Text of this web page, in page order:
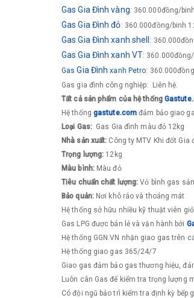
GasGia Đình vàng: 360.000đồng/
GasGia Đình đỏ: 360.000đồng/binh
GasGia Đình xanh shell:
GasGia Đình xanh VT:
GasGia Đình xanh Petro:
Gas gia đình công nghiệp: Liên hệ.
Tất cả sản phẩm của hệ thống
​Hệ thống gastute.com đảm bảo giao
Loại Gas:Gas Gia đình màu đỏ 12kg
Nhà sản xuất: Công ty MTV Khi đốt Gia
Trọng lượng: 12kg
Màu bình:Màu đỏ
Tiêu chuẩn chất lượng: Vỏ bình gas
Bảo quản:Nơi khô ráo và thoáng mát
Hệ thống sở hữu nhiều kỹ thuật viên
Gas LPG được bán lẻ và vận hành bởi
Hệ thống GGN.VN nhận giao gas trên
Hệ thống giao gas 365/24/7
Giao gas đảm bảo gas thương hiệu,
Luôn cân Gas để kiểm tra trọng lượng
Có đội ngũ bảo trì kiểm tra định kỳ bếp